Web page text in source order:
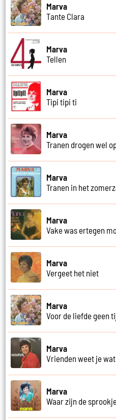
Marva
Tante Clara
Marva
Tellen
Marva
Tipi tipi ti
Marva
Tranen drogen wel
Marva
Tranen in het
Marva
Vake was ertegen
Marva
Vergeet het niet
Marva
Voor de liefde geen
Marva
Vrienden weet je wat
Marva
Waar zijn de